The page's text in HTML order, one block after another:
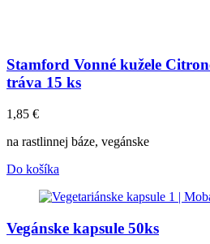
Stamford Vonné kužele
tráva 15 ks
1,85 €
na rastlinnej báze, vegánske
Do košíka
Vegánske kapsule 50ks